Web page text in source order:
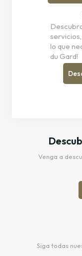
servicios,
lo que
du Gard!
Venga a
Siga todas